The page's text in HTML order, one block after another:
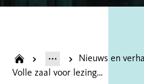
Nieuws en
Volle zaal voor lezing Francine Houben in Raadhuis Heerlen